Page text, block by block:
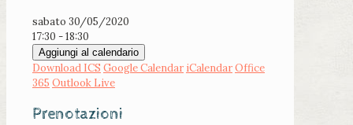
sabato 30/05/2020
17:30 - 18:30
Aggiungi al calendario
Download ICS Google Calendar iCalendarOffice
365 Outlook Live
Prenotazioni